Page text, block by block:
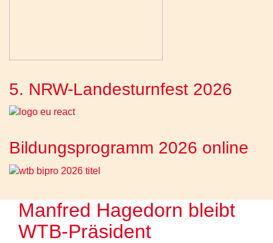
5. NRW-Landesturnfest 2026
Bildungsprogramm 2026 online
Manfred Hagedorn bleibt
WTB-Präsident